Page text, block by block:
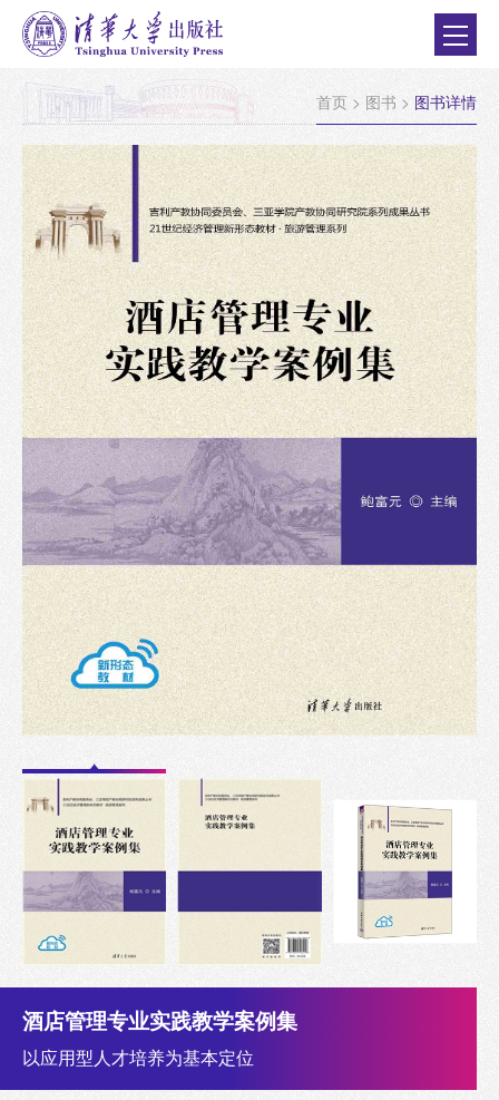
首页 > 图书 > 图书详情
酒店管理专业实践教学案例集
以应用型人才培养为基本定位